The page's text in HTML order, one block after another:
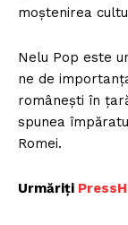
moștenirea
Nelu Pop este
ne de
românești în
spunea
Romei.
Urmăriți P